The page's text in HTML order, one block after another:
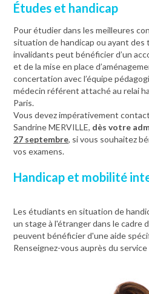
Études et handicap
Pour étudier dans les meilleures
situation de handicap ou ayant des
invalidants peut bénéficier d’un
et de la mise en place
concertation avec l’équipe
médecin référent attaché au relai
Paris.
Vous devez impérativement
Sandrine MERVILLE, dès votre
27 septembre, si vous souhaitez
vos examens.
Handicap et mobilité
Les étudiants en situation de
un stage à l'étranger dans le cadre
peuvent bénéficier d'une aide
Renseignez-vous auprès du